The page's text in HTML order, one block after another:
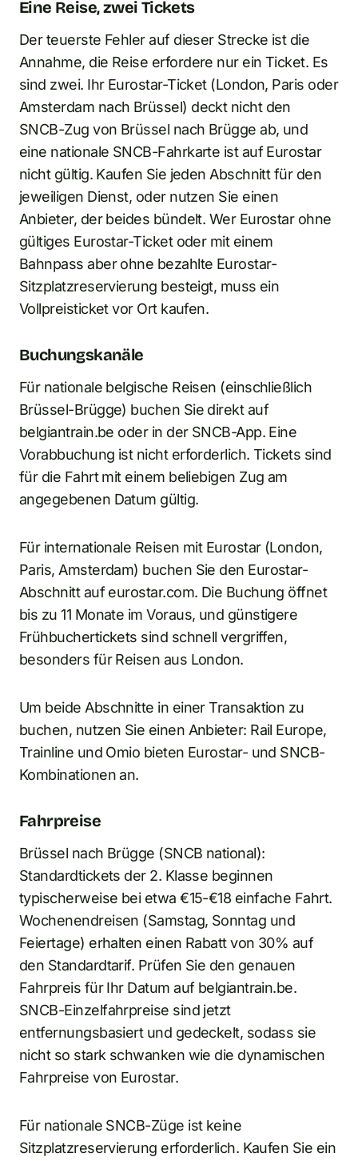
Eine Reise, zwei Tickets
Der teuerste Fehler auf dieser Strecke ist die
Annahme, die Reise erfordere nur ein Ticket. Es
sind zwei. Ihr Eurostar-Ticket (London, Paris oder
Amsterdam nach Brüssel) deckt nicht den
SNCB-Zug von Brüssel nach Brügge ab, und
eine nationale SNCB-Fahrkarte ist auf Eurostar
nicht gültig. Kaufen Sie jeden Abschnitt für den
jeweiligen Dienst, oder nutzen Sie einen
Anbieter, der beides bündelt. Wer Eurostar ohne
gültiges Eurostar-Ticket oder mit einem
Bahnpass aber ohne bezahlte Eurostar-
Sitzplatzreservierung besteigt, muss ein
Vollpreisticket vor Ort kaufen.
Buchungskanäle
Für nationale belgische Reisen (einschließlich
Brüssel-Brügge) buchen Sie direkt auf
belgiantrain.be oder in der SNCB-App. Eine
Vorabbuchung ist nicht erforderlich. Tickets sind
für die Fahrt mit einem beliebigen Zug am
angegebenen Datum gültig.
Für internationale Reisen mit Eurostar (London,
Paris, Amsterdam) buchen Sie den Eurostar-
Abschnitt auf eurostar.com. Die Buchung öffnet
bis zu 11 Monate im Voraus, und günstigere
Frühbuchertickets sind schnell vergriffen,
besonders für Reisen aus London.
Um beide Abschnitte in einer Transaktion zu
buchen, nutzen Sie einen Anbieter: Rail Europe,
Trainline und Omio bieten Eurostar- und SNCB-
Kombinationen an.
Fahrpreise
Brüssel nach Brügge (SNCB national):
Standardtickets der 2. Klasse beginnen
typischerweise bei etwa €15-€18 einfache Fahrt.
Wochenendreisen (Samstag, Sonntag und
Feiertage) erhalten einen Rabatt von 30% auf
den Standardtarif. Prüfen Sie den genauen
Fahrpreis für Ihr Datum auf belgiantrain.be.
SNCB-Einzelfahrpreise sind jetzt
entfernungsbasiert und gedeckelt, sodass sie
nicht so stark schwanken wie die dynamischen
Fahrpreise von Eurostar.
Für nationale SNCB-Züge ist keine
Sitzplatzreservierung erforderlich. Kaufen Sie ein